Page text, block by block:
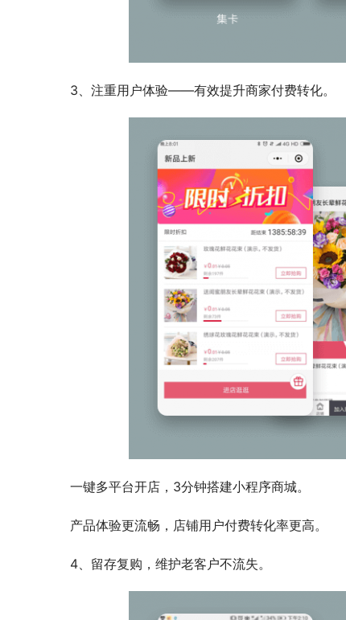
3、注重用户体验——有效提升商家付费转化。
一键多平台开店，3分钟搭建小程序商城。
产品体验更流畅，店铺用户付费转化率更高。
4、留存复购，维护老客户不流失。